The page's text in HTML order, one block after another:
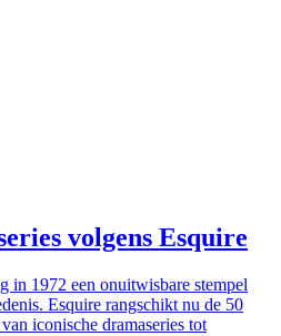
volgens Esquire
in 1972 een onuitwisbare stempel
Esquire rangschikt nu de 50
iconische dramaseries tot